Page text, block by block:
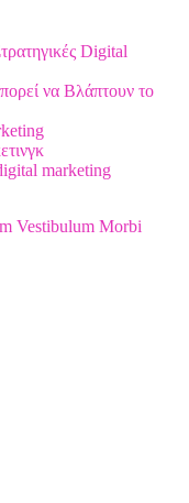
Digital
να Βλάπτουν το
marketing
Vestibulum Morbi